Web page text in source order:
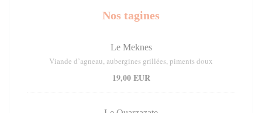
Nos tagines
Le Meknes
Viande d’agneau, aubergines grillées, piments doux
19,00 EUR